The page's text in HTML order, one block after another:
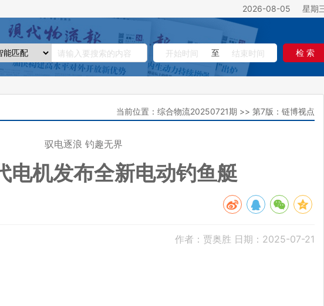
2026-08-05 星期
至 检 索
当前位置： 综合物流20250721期 >> 第7版：链博视点
驭电逐浪 钓趣无界
电机发布全新电动钓鱼艇
作者：贾奥胜 日期：2025-07-21